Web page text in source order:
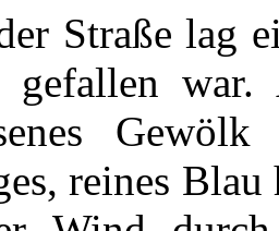
Straße lag
gefallen
reines Blau